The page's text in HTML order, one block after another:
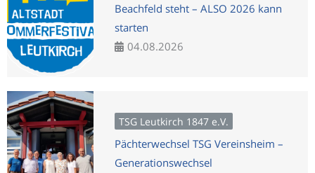
Beachfeld steht – ALSO 2026 kann
starten
04.08.2026
TSG Leutkirch 1847 e.V.
Pächterwechsel TSG Vereinsheim –
Generationswechsel